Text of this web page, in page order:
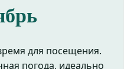
для посещения.
погода, идеально